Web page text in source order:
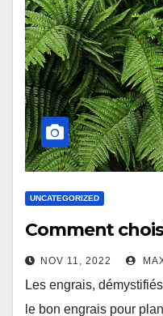
UNCATEGORIZED
Comment
NOV 11, 2022
Les engrais,
le bon engrais pour